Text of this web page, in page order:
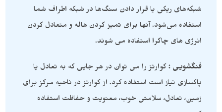
شبکه‌های ریکی یا قرار دادن سنگ‌ها در شبکه اطراف شما
استفاده می‌شود. آنها برای تمیز کردن هاله و متعادل کردن
انرژی های چاکرا استفاده می شوند.
فنگشویی : کوارتز را می توان در هر جایی که به تعادل یا
پاکسازی نیاز است استفاده کرد. از کوارتز در ناحیه مرکز برای
زمین، تعادل، سلامتی خوب، معنویت و حفاظت استفاده